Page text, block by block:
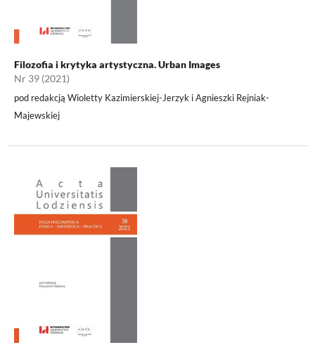
Filozofia i krytyka artystyczna. Urban Images
Nr 39 (2021)
pod redakcją Wioletty Kazimierskiej-Jerzyk i Agnieszki Rejniak-
Majewskiej